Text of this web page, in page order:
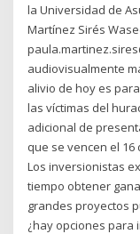
la Universidad de
Martínez Sirés
audiovisualmente
alivio de hoy es
las víctimas del
adicional de
que se vencen el
Los inversionistas
tiempo obtener
grandes proyectos
¿hay opciones para